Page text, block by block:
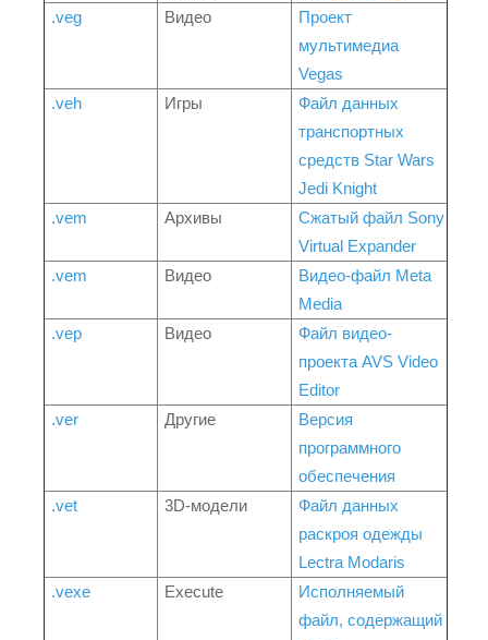
.veg
Видео
Проект
мультимедиа
Vegas
.veh
Игры
Файл данных
транспортных
средств Star Wars
Jedi Knight
.vem
Архивы
Сжатый файл Sony
Virtual Expander
.vem
Видео
Видео-файл Meta
Media
.vep
Видео
Файл видео-
проекта AVS Video
Editor
.ver
Другие
Версия
программного
обеспечения
.vet
3D-модели
Файл данных
раскроя одежды
Lectra Modaris
.vexe
Execute
Исполняемый
файл, содержащий